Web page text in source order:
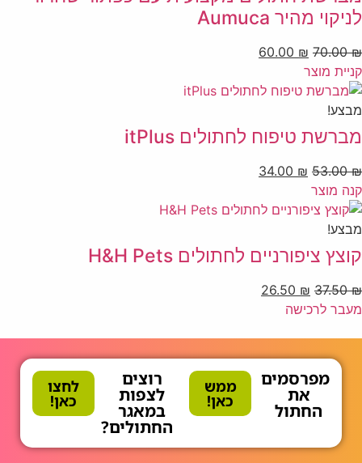
לניקוי מהיר Aumuca
₪
70.00
₪
קניית מוצר
מבצע!
מברשת טיפוח לחתולים itPlus
₪
53.00
₪
קנה מוצר
מבצע!
קוצץ ציפורניים לחתולים H&H Pets
₪
37.50
₪
מעבר לרכישה
מפרסמים
את
החתול
ממש
כאן!
רוצים
לצפות
במאגר
החתולים?
לחצו
כאן!